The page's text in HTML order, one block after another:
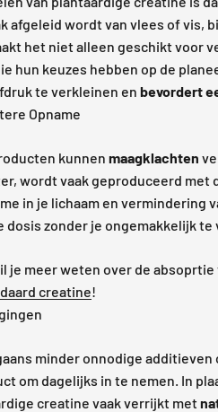
afgeleid wordt van vlees of vis,
het niet alleen geschikt voor
hun keuzes hebben op de
te verkleinen en bevordert
Opname
kunnen maagklachten
wordt vaak geproduceerd
in je lichaam en vermindering
dosis zonder je ongemakkelijk te
je meer weten over de
creatine!
minder onnodige
om dagelijks in te nemen. In
creatine vaak verrijkt met